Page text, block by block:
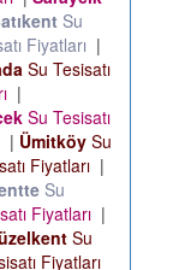
Su
Fiyatları |
Su Tesisatı
|
Su Tesisatı
| Ümitköy Su
Fiyatları |
Su
Fiyatları |
Su
Fiyatları